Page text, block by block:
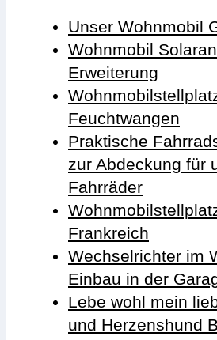
Unser Wohnmobil
Wohnmobil
Erweiterung
Feuchtwangen
Praktische
zur Abdeckung für
Fahrräder
Frankreich
Wechselrichter im
Einbau in der
Lebe wohl mein
und Herzenshund